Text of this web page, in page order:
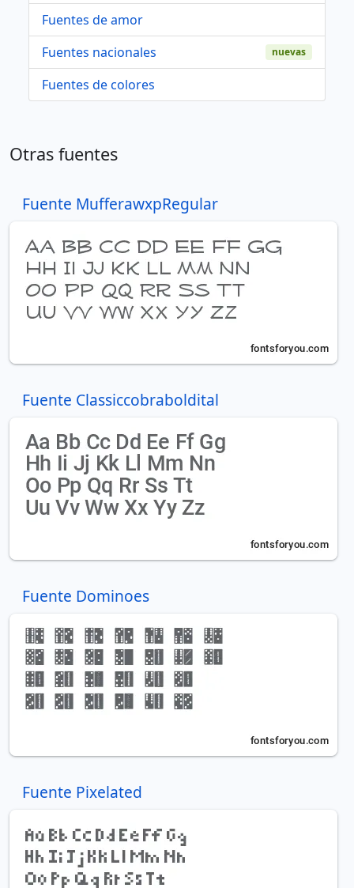
Fuentes de amor
Fuentes nacionales
nuevas
Fuentes de colores
Otras fuentes
Fuente MufferawxpRegular
Fuente Classiccobraboldital
Fuente Dominoes
Fuente Pixelated